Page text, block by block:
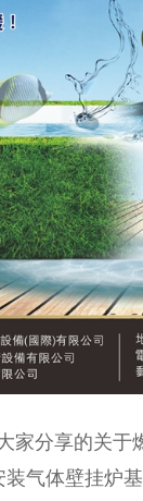
分享的关于
气体壁挂炉